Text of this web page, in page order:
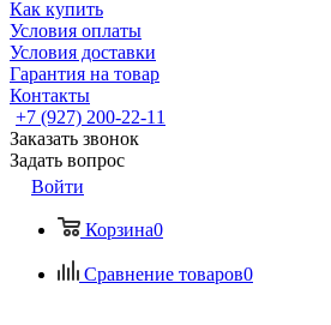
Как купить
Условия оплаты
Условия доставки
Гарантия на товар
Контакты
+7 (927) 200-22-11
Заказать звонок
Задать вопрос
Войти
Корзина0
Сравнение товаров0